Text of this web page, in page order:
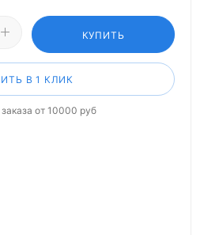
КУПИТЬ
В 1 КЛИК
от 10000 руб